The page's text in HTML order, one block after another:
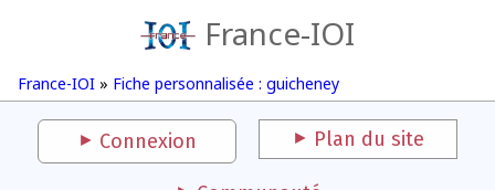
France-IOI
France-IOI » Fiche personnalisée : guicheney
Connexion Plan du site